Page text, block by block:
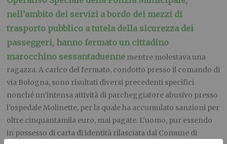
nell’ambito dei servizi a bordo dei mezzi di
trasporto pubblico a tutela della sicurezza dei
passeggeri, hanno fermato un cittadino
marocchino sessantaduenne mentre molestava una
ragazza. A carico del fermato, condotto presso il comando di
via Bologna, sono risultati diversi precedenti specifici
nonché un’intensa attività di parcheggiatore abusivo presso
l’ospedale Molinette, per la quale ha accumulato sanzioni per
oltre cinquantamila euro, mai pagate. L’uomo, pur essendo
in possesso di carta di identità rilasciata dal Comune di